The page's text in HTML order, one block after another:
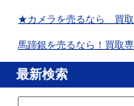
★カメラを売るなら 買
馬蹄銀を売るなら！買取
最新検索